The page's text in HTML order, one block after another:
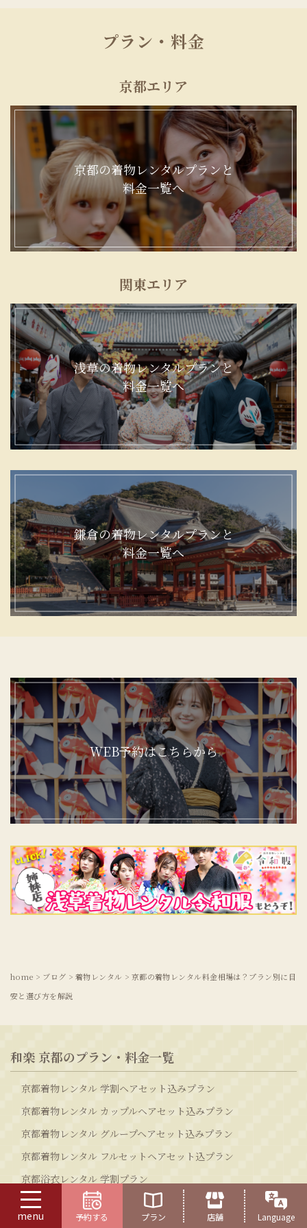
menu 予約する プラン 店舗 Language
プラン・料金
京都エリア
京都の着物レンタルプランと
料金一覧へ
関東エリア
浅草の着物レンタルプランと
料金一覧へ
鎌倉の着物レンタルプランと
料金一覧へ
WEB予約はこちらから
home > ブログ > 着物レンタル > 京都の着物レンタル料金相場は？プラン別に目
安と選び方を解説
和楽 京都のプラン・料金一覧
京都着物レンタル 学割ヘアセット込みプラン
京都着物レンタル カップルヘアセット込みプラン
京都着物レンタル グループヘアセット込みプラン
京都着物レンタル フルセットヘアセット込プラン
京都浴衣レンタル 学割プラン
京都浴衣レンタル カップルプラン
京都浴衣レンタル グループプラン